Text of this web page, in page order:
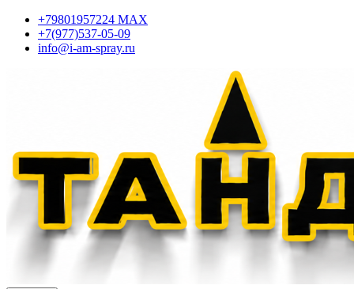
+79801957224 МАХ
+7(977)537-05-09
info@i-am-spray.ru